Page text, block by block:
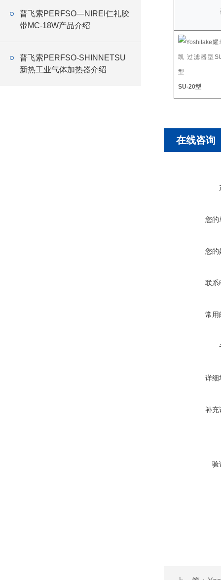
普飞索PERFSO—NIREI仁礼胶
带MC-18W产品介绍
普飞索PERFSO-SHINNETSU
新热工业气体加热器介绍
SU-20型
在线咨询
您的
您的
联系
常用
详细
补充
验